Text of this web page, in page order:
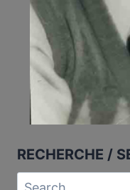
RECHERCHE /
Search